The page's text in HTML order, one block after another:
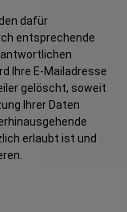
dafür
entsprechende
Ihre E-Mailadresse
gelöscht, soweit
Ihrer Daten
erlaubt ist und